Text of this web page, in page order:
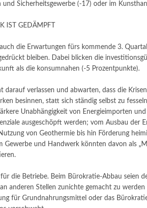
und Sicherheitsgewerbe (-17) oder im
IST GEDÄMPFT
die Erwartungen fürs kommende 3.
bleiben. Dabei blicken die
als die konsumnahen (-5 Prozentpunkte).
darauf verlassen und abwarten, dass die
besinnen, statt sich ständig selbst zu
Unabhängigkeit von Energieimporten
ausgeschöpft werden; vom Ausbau der
von Geothermie bis hin Förderung
Gewerbe und Handwerk könnten davon als
die Betriebe. Beim Bürokratie-Abbau seien
anderen Stellen zunichte gemacht zu
für Grundnahrungsmittel oder das